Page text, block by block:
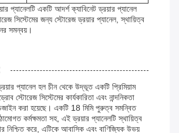
প্যানেলটি একটি আদর্শ ক্যাবিনেট ড্রয়ার প্যানেল
সিস্টেমের জন্য স্টোরেজ ড্রয়ার প্যানেল, স্থায়িত্ব
সমন্বয়।
প্যানেল হল চীন থেকে উদ্ভূত একটি প্রিমিয়াম
স্টোরেজ সিস্টেমের কার্যকারিতা এবং নান্দনিকতা
করা হয়েছে। একটি 18 মিমি পুরুত্ব সমন্বিত
কর্মক্ষমতা সহ, এই ড্রয়ার প্যানেলটি স্থায়িত্ব
নিশ্চিত করে, এটিকে আবাসিক এবং বাণিজ্যিক উভয়